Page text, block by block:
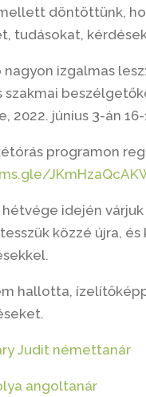
döntöttünk,
tudásokat,
izgalmas
szakmai
2022. június 3-án
programon
hétvége idején
közzé újra,
hallotta,
Judit némettanár
angoltanár